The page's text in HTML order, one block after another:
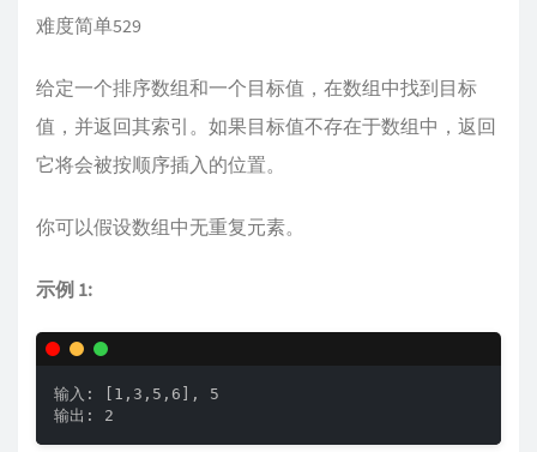
难度简单529
给定一个排序数组和一个目标值，在数组中找到目标
值，并返回其索引。如果目标值不存在于数组中，返回
它将会被按顺序插入的位置。
你可以假设数组中无重复元素。
示例 1:
输入: [1,3,5,6], 5
输出: 2